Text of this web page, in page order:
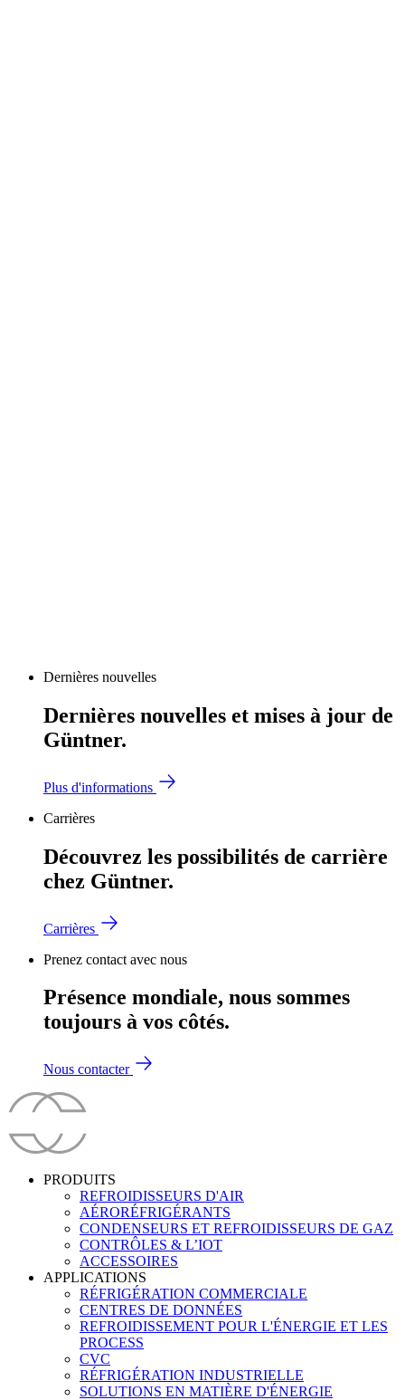
Dernières nouvelles
Dernières nouvelles et mises à jour de
Güntner.
Plus d'informations
Carrières
Découvrez les possibilités de carrière
chez Güntner.
Carrières
Prenez contact avec nous
Présence mondiale, nous sommes
toujours à vos côtés.
Nous contacter
PRODUITS
REFROIDISSEURS D'AIR
AÉRORÉFRIGÉRANTS
CONDENSEURS ET REFROIDISSEURS DE GAZ
CONTRÔLES & L’IOT
ACCESSOIRES
APPLICATIONS
RÉFRIGÉRATION COMMERCIALE
CENTRES DE DONNÉES
REFROIDISSEMENT POUR L'ÉNERGIE ET LES
PROCESS
CVC
RÉFRIGÉRATION INDUSTRIELLE
SOLUTIONS EN MATIÈRE D'ÉNERGIE